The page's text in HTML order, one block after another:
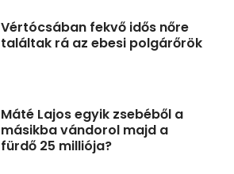
Vértócsában fekvő idős nőre
találtak rá az ebesi polgárőrök
Máté Lajos egyik zsebéből a
másikba vándorol majd a
fürdő 25 milliója?